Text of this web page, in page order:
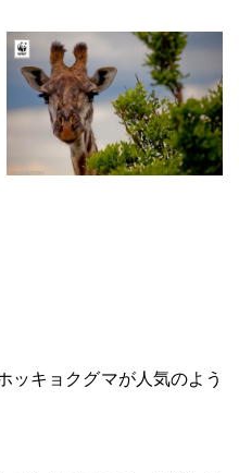
ッキョクグマが人気のよう